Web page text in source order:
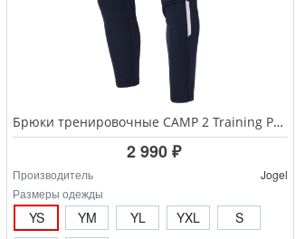
Брюки тренировочные CAMP 2 Training Pants, Тёмно-синий
2 990 ₽
Производитель
Jogel
Размеры одежды
YS YM YL YXL
S